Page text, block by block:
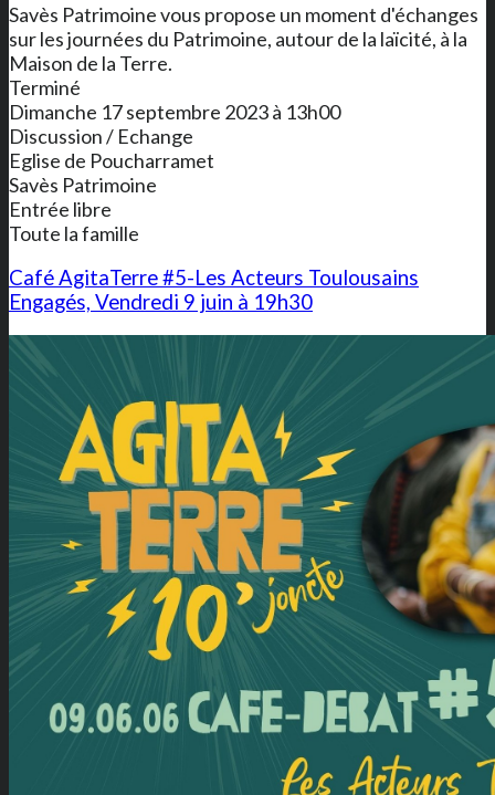
Savès Patrimoine vous propose un moment d'échanges
sur les journées du Patrimoine, autour de la laïcité, à la
Maison de la Terre.
Terminé
Dimanche 17 septembre 2023 à 13h00
Discussion / Echange
Eglise de Poucharramet
Savès Patrimoine
Entrée libre
Toute la famille
Café AgitaTerre #5-Les Acteurs Toulousains
Engagés, Vendredi 9 juin à 19h30